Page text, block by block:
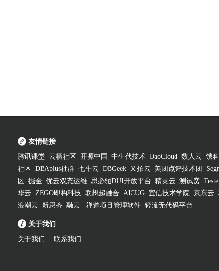
友情链接
腾讯课堂 云栖社区 开源中国 中生代技术 DaoCloud 数人云 饿
社区
DBAplus社群 七牛云 DBGeek 又拍云 美团点评技术团
区
掘金 优云双态运维 思必驰DUI开放平台 精灵云 测试窝
华云 ZEGO即构科技 联想超融合 AICUG 宜信技术学院 京东云
浪潮云
新思齐 融云 禅道项目管理软件 轻流无代码平台
关于我们
关于我们 联系我们